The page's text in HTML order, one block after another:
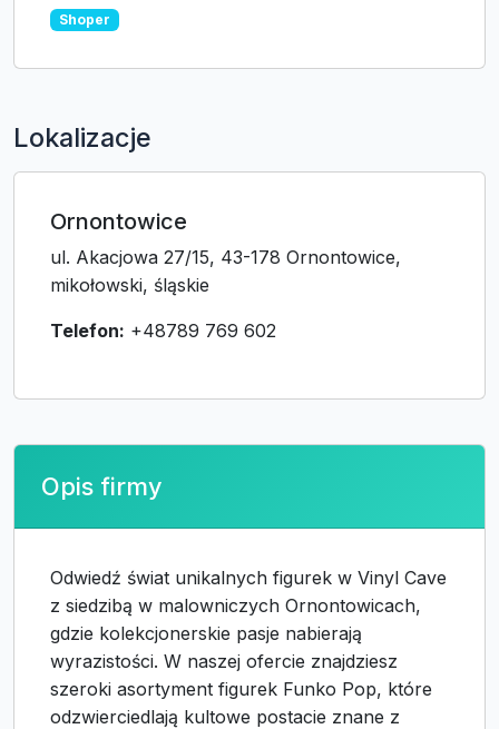
Shoper
Lokalizacje
Ornontowice
ul. Akacjowa 27/15, 43-178 Ornontowice,
mikołowski, śląskie
Telefon: +48789 769 602
Opis firmy
Odwiedź świat unikalnych figurek w Vinyl Cave
z siedzibą w malowniczych Ornontowicach,
gdzie kolekcjonerskie pasje nabierają
wyrazistości. W naszej ofercie znajdziesz
szeroki asortyment figurek Funko Pop, które
odzwierciedlają kultowe postacie znane z